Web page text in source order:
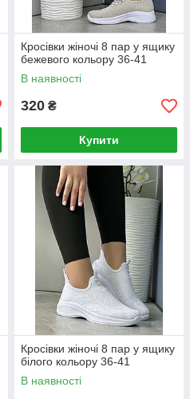
Кросівки жіночі 8 пар у ящику
бежевого кольору 36-41
В наявності
320 ₴
Купити
Кросівки жіночі 8 пар у ящику
білого кольору 36-41
В наявності